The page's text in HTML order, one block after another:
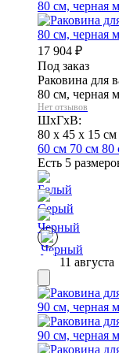
17 904 ₽
Под заказ
Раковина для
80 см, черная
Нет отзывов
ШхГхВ:
80 x 45 x 15 см
60 см 70 см 80
Есть 5
11 августа